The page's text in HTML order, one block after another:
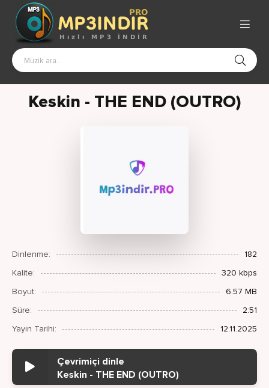
Keskin - THE END (OUTRO)
Dinlenme:
182
Kalite:
320 kbps
Boyut:
6.57 MB
Süre:
2:51
Yayın Tarihi:
12.11.2025
Çevrimiçi dinle
Keskin - THE END (OUTRO)